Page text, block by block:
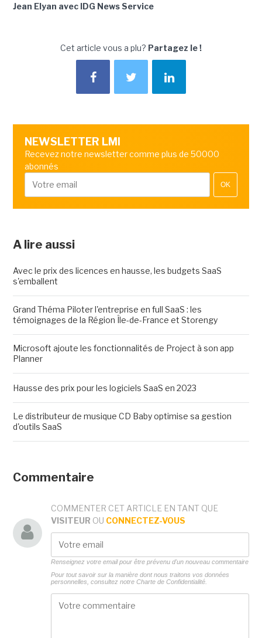
Jean Elyan avec IDG News Service
Cet article vous a plu? Partagez le !
NEWSLETTER LMI
Recevez notre newsletter comme plus de 50000
abonnés
OK
A lire aussi
Avec le prix des licences en hausse, les budgets SaaS
s'emballent
Grand Théma Piloter l'entreprise en full SaaS : les
témoignages de la Région Île-de-France et Storengy
Microsoft ajoute les fonctionnalités de Project à son app
Planner
Hausse des prix pour les logiciels SaaS en 2023
Le distributeur de musique CD Baby optimise sa gestion
d'outils SaaS
Commentaire
COMMENTER CET ARTICLE EN TANT QUE
VISITEUR OU CONNECTEZ-VOUS
Renseignez votre email pour être prévenu d'un nouveau commentaire
Pour tout savoir sur la manière dont nous traitons vos données
personnelles, consultez notre Charte de Confidentialité.